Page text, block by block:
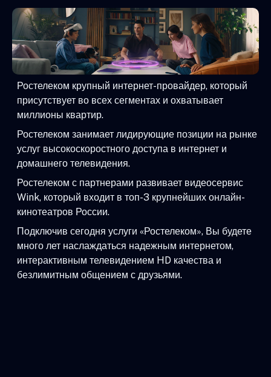
Ростелеком крупный интернет-провайдер, который
присутствует во всех сегментах и охватывает
миллионы квартир.
Ростелеком занимает лидирующие позиции на рынке
услуг высокоскоростного доступа в интернет и
домашнего телевидения.
Ростелеком с партнерами развивает видеосервис
Wink, который входит в топ-3 крупнейших онлайн-
кинотеатров России.
Подключив сегодня услуги «Ростелеком», Вы будете
много лет наслаждаться надежным интернетом,
интерактивным телевидением HD качества и
безлимитным общением с друзьями.